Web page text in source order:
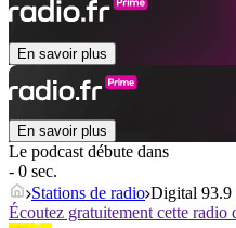
En savoir plus
En savoir plus
Le podcast débute dans
- 0 sec.
Stations de radio Digital 93.9
Écoutez gratuitement cette radio